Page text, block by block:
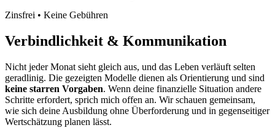
Zinsfrei • Keine Gebühren
Verbindlichkeit & Kommunikation
Nicht jeder Monat sieht gleich aus, und das Leben verläuft selten
geradlinig. Die gezeigten Modelle dienen als Orientierung und sind
keine starren Vorgaben. Wenn deine finanzielle Situation andere
Schritte erfordert, sprich mich offen an. Wir schauen gemeinsam,
wie sich deine Ausbildung ohne Überforderung und in gegenseitiger
Wertschätzung planen lässt.